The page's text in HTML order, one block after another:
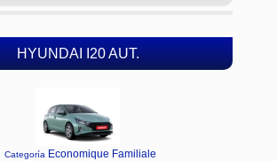
HYUNDAI I20 AUT.
Categoría Economique Familiale